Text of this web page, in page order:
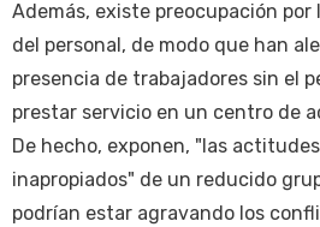
Además, existe preocupación
del personal, de modo que han
presencia de trabajadores sin el
prestar servicio en un centro de
De hecho, exponen, "las
inapropiados" de un reducido
podrían estar agravando los